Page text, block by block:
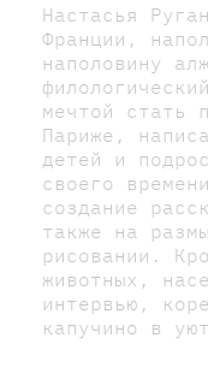
Настасья
Франции,
наполовину
мечтой стать
Париже,
детей и
своего
создание
также на
рисовании.
животных,
интервью,
капучино в